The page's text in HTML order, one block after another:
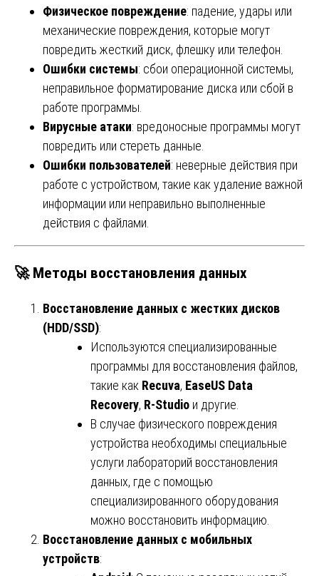
Физическое повреждение: падение, удары или
механические повреждения, которые могут
повредить жесткий диск, флешку или телефон.
Ошибки системы: сбои операционной системы,
неправильное форматирование диска или сбой в
работе программы.
Вирусные атаки: вредоносные программы могут
повредить или стереть данные.
Ошибки пользователей: неверные действия при
работе с устройством, такие как удаление важной
информации или неправильно выполненные
действия с файлами.
🚀 Методы восстановления данных
Восстановление данных с жестких дисков
(HDD/SSD):
Используются специализированные
программы для восстановления файлов,
такие как Recuva, EaseUS Data
Recovery, R-Studio и другие.
В случае физического повреждения
устройства необходимы специальные
услуги лабораторий восстановления
данных, где с помощью
специализированного оборудования
можно восстановить информацию.
Восстановление данных с мобильных
устройств: